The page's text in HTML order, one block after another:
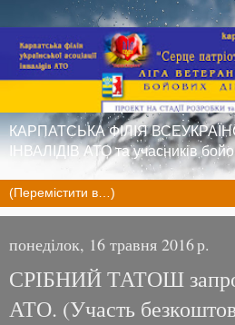
КАРПАТСЬКА ФІЛІЯ
ІНВАЛІДІВ АТО та учасників
понеділок, 16 травня 2016 р.
СРІБНИЙ ТАТОШ
АТО. (Участь